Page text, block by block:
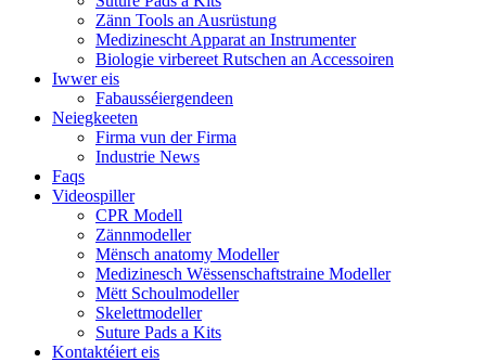
Zänn Tools an Ausrüstung
Medizinescht Apparat an Instrumenter
Biologie virbereet Rutschen an Accessoiren
Iwwer eis
Fabausséiergendeen
Neiegkeeten
Firma vun der Firma
Industrie News
Faqs
Videospiller
CPR Modell
Zännmodeller
Mënsch anatomy Modeller
Medizinesch Wëssenschaftstraine Modeller
Mëtt Schoulmodeller
Skelettmodeller
Suture Pads a Kits
Kontaktéiert eis